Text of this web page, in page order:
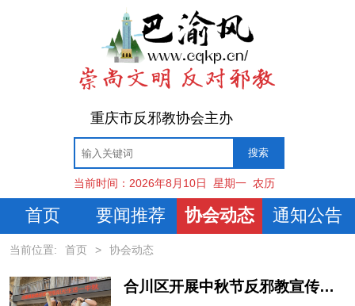
重庆市反邪教协会主办
当前时间： 2026年8月10日 星期一 农历
首页 要闻推荐 协会动态 通知公告
当前位置: 首页 > 协会动态
合川区开展中秋节反邪教宣传活动